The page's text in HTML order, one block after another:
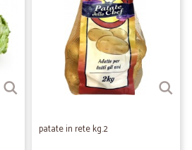
patate in rete kg.2